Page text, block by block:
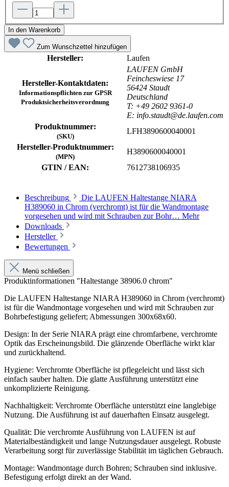
In den Warenkorb
Zum Wunschzettel hinzufügen
Hersteller: Laufen
Hersteller-Kontaktdaten:
Informationspflichten zur GPSR
Produktsicherheitsverordnung
LAUFEN GmbH
Feincheswiese 17
56424 Staudt
Deutschland
T: +49 2602 9361-0
E: info.staudt@de.laufen.com
Produktnummer:
(SKU)
LFH3890600040001
Hersteller-Produktnummer:
(MPN)
H3890600040001
GTIN / EAN:
7612738106935
Beschreibung
Die LAUFEN Haltestange NIARA
H389060 in Chrom (verchromt) ist für die Wandmontage
vorgesehen und wird mit Schrauben zur Bohr… Mehr
Downloads
Hersteller
Bewertungen
Menü schließen
Produktinformationen "Haltestange 38906.0 chrom"
Die LAUFEN Haltestange NIARA H389060 in Chrom (verchromt)
ist für die Wandmontage vorgesehen und wird mit Schrauben zur
Bohrbefestigung geliefert; Abmessungen 300x68x60.
Design: In der Serie NIARA prägt eine chromfarbene, verchromte
Optik das Erscheinungsbild. Die glänzende Oberfläche wirkt klar
und zurückhaltend.
Hygiene: Verchromte Oberfläche ist pflegeleicht und lässt sich
einfach sauber halten. Die glatte Ausführung unterstützt eine
unkomplizierte Reinigung.
Nachhaltigkeit: Verchromte Oberfläche unterstützt eine langlebige
Nutzung. Die Ausführung ist auf dauerhaften Einsatz ausgelegt.
Qualität: Die verchromte Ausführung von LAUFEN ist auf
Materialbeständigkeit und lange Nutzungsdauer ausgelegt. Robuste
Verarbeitung sorgt für zuverlässige Stabilität im täglichen Gebrauch.
Montage: Wandmontage durch Bohren; Schrauben sind inklusive.
Befestigung erfolgt direkt an der Wand.